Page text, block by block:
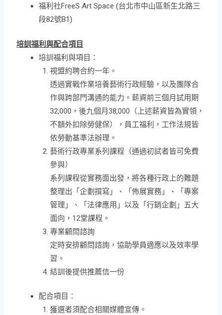
福利社FreeS Art Space (台北市中山區新生北路三
段82號B1)
培訓福利與配合項目
培訓福利與項目：
視盟約聘合約一年。
透過實戰作業培養藝術行政經驗，以及團隊合
作與跨部門溝通的能力。薪資前三個月試用期
32,000，後九個月38,000（上述薪資皆為實領，
不額外扣除勞健保），員工福利，工作法規皆
依勞動基準法辦理。
藝術行政專業系列課程（通過初試者皆可免費
參與）
系列課程從實務面出發，將各種行政上的難題
整理出「企劃撰寫」、「佈展實務」、「專案
管理」、「法律應用」以及「行銷企劃」五大
面向，12堂課程。
專業顧問諮詢
定時安排顧問諮詢，協助學員適應以及效率學
習。
結訓後提供推薦信一份
配合項目：
獲選者須配合相關媒體宣傳。